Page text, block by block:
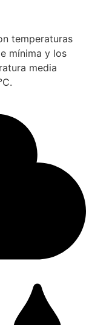
temperaturas
mínima y los
media